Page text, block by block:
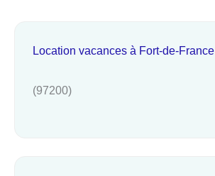
Location vacances à Fort-de-France
(97200)